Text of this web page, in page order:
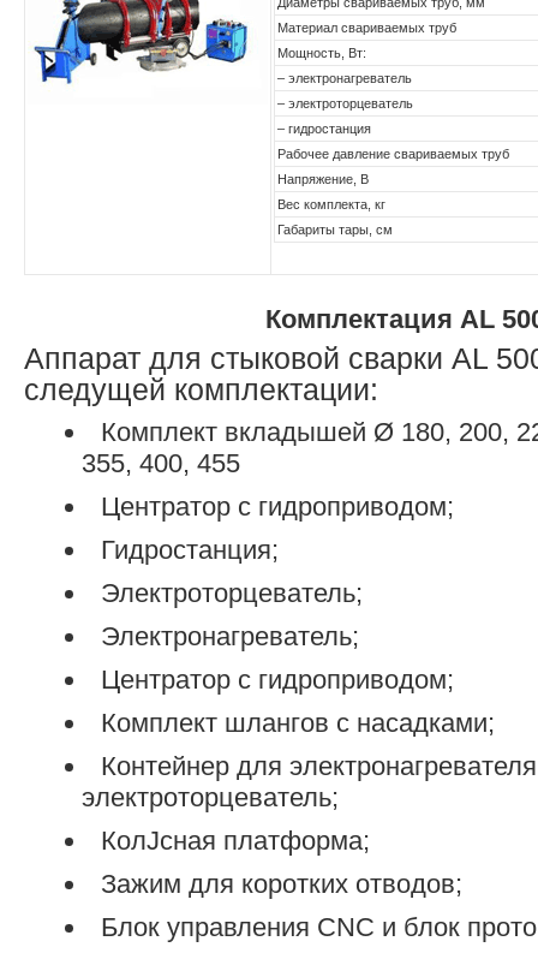
Материал свариваемых труб
Мощность, Вт:
– электронагреватель
– электроторцеватель
– гидростанция
Рабочее давление свариваемых труб
Напряжение, В
Вес комплекта, кг
Габариты тары, см
Комплектация AL
Аппарат для стыковой сварки AL
следущей комплектации:
Комплект вкладышей Ø 180, 200,
355, 400, 455
Центратор с гидроприводом;
Гидростанция;
Электроторцеватель;
Электронагреватель;
Центратор с гидроприводом;
Комплект шлангов с насадками;
Контейнер для
электроторцеватель;
КолЈсная платформа;
Зажим для коротких отводов;
Блок управления CNC и блок